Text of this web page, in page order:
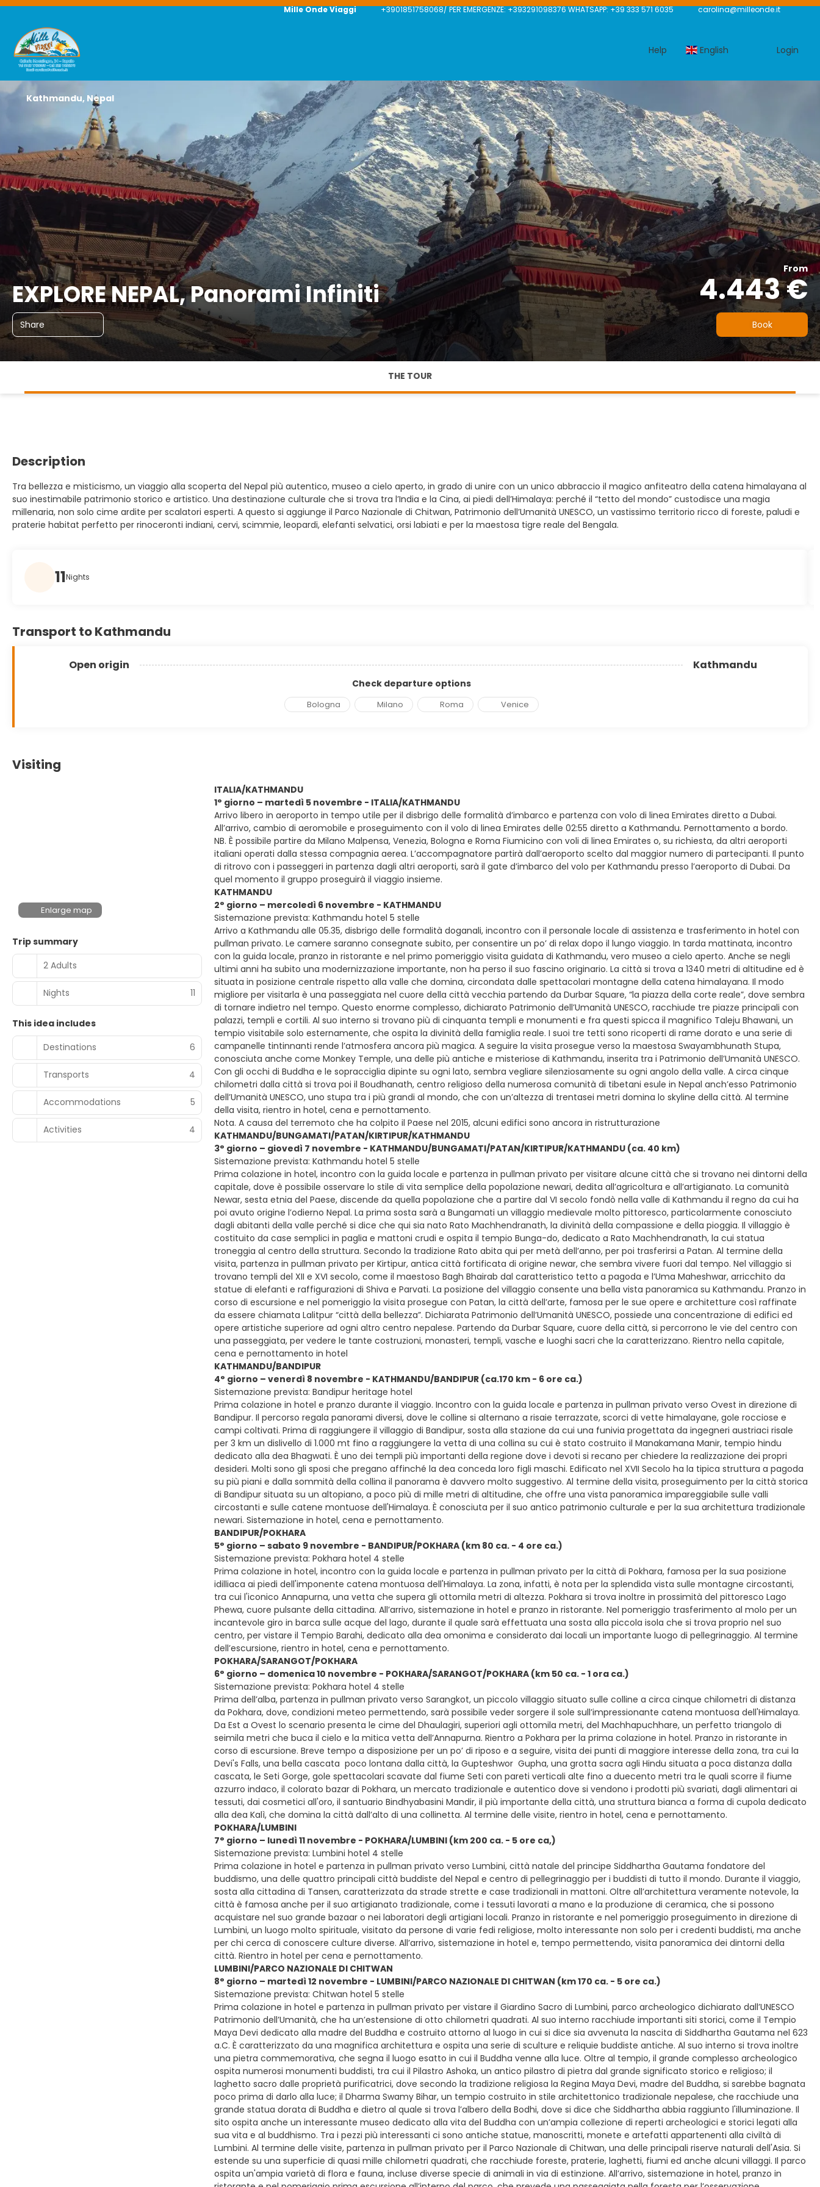
Mille Onde Viaggi +3901851758068/ PER EMERGENZE: +393291098376 WHATSAPP: +39 333 571 6035 carolina@milleonde.it
Help English Login
EXPLORE NEPAL, Panorami Infiniti
From
4.443 €
Share Book
Kathmandu, Nepal
THE TOUR
Description
Tra bellezza e misticismo, un viaggio alla scoperta del Nepal più autentico, museo a cielo aperto, in grado di unire con un unico abbraccio il magico anfiteatro della catena himalayana al
suo inestimabile patrimonio storico e artistico. Una destinazione culturale che si trova tra l’India e la Cina, ai piedi dell’Himalaya: perché il “tetto del mondo” custodisce una magia
millenaria, non solo cime ardite per scalatori esperti. A questo si aggiunge il Parco Nazionale di Chitwan, Patrimonio dell’Umanità UNESCO, un vastissimo territorio ricco di foreste, paludi e
praterie habitat perfetto per rinoceronti indiani, cervi, scimmie, leopardi, elefanti selvatici, orsi labiati e per la maestosa tigre reale del Bengala.
11Nights
Transport to Kathmandu
Open origin Kathmandu
Check departure options
Bologna Milano Roma Venice
Visiting
Enlarge map
Trip summary
2 Adults
Nights 11
This idea includes
Destinations
6
Transports 4
Accommodations 5
Activities 4
ITALIA/KATHMANDU
1° giorno – martedì 5 novembre - ITALIA/KATHMANDU
Arrivo libero in aeroporto in tempo utile per il disbrigo delle formalità d’imbarco e partenza con volo di linea Emirates diretto a Dubai.
All’arrivo, cambio di aeromobile e proseguimento con il volo di linea Emirates delle 02:55 diretto a Kathmandu. Pernottamento a bordo.
NB. È possibile partire da Milano Malpensa, Venezia, Bologna e Roma Fiumicino con voli di linea Emirates o, su richiesta, da altri aeroporti
italiani operati dalla stessa compagnia aerea. L’accompagnatore partirà dall’aeroporto scelto dal maggior numero di partecipanti. Il punto
di ritrovo con i passeggeri in partenza dagli altri aeroporti, sarà il gate d’imbarco del volo per Kathmandu presso l’aeroporto di Dubai. Da
quel momento il gruppo proseguirà il viaggio insieme.
KATHMANDU
2° giorno – mercoledì 6 novembre - KATHMANDU
Sistemazione prevista: Kathmandu hotel 5 stelle
Arrivo a Kathmandu alle 05.35, disbrigo delle formalità doganali, incontro con il personale locale di assistenza e trasferimento in hotel con
pullman privato. Le camere saranno consegnate subito, per consentire un po’ di relax dopo il lungo viaggio. In tarda mattinata, incontro
con la guida locale, pranzo in ristorante e nel primo pomeriggio visita guidata di Kathmandu, vero museo a cielo aperto. Anche se negli
ultimi anni ha subito una modernizzazione importante, non ha perso il suo fascino originario. La città si trova a 1340 metri di altitudine ed è
situata in posizione centrale rispetto alla valle che domina, circondata dalle spettacolari montagne della catena himalayana. Il modo
migliore per visitarla è una passeggiata nel cuore della città vecchia partendo da Durbar Square, “la piazza della corte reale”, dove sembra
di tornare indietro nel tempo. Questo enorme complesso, dichiarato Patrimonio dell’Umanità UNESCO, racchiude tre piazze principali con
palazzi, templi e cortili. Al suo interno si trovano più di cinquanta templi e monumenti e fra questi spicca il magnifico Taleju Bhawani, un
tempio visitabile solo esternamente, che ospita la divinità della famiglia reale. I suoi tre tetti sono ricoperti di rame dorato e una serie di
campanelle tintinnanti rende l’atmosfera ancora più magica. A seguire la visita prosegue verso la maestosa Swayambhunath Stupa,
conosciuta anche come Monkey Temple, una delle più antiche e misteriose di Kathmandu, inserita tra i Patrimonio dell’Umanità UNESCO.
Con gli occhi di Buddha e le sopracciglia dipinte su ogni lato, sembra vegliare silenziosamente su ogni angolo della valle. A circa cinque
chilometri dalla città si trova poi il Boudhanath, centro religioso della numerosa comunità di tibetani esule in Nepal anch’esso Patrimonio
dell’Umanità UNESCO, uno stupa tra i più grandi al mondo, che con un’altezza di trentasei metri domina lo skyline della città. Al termine
della visita, rientro in hotel, cena e pernottamento.
Nota. A causa del terremoto che ha colpito il Paese nel 2015, alcuni edifici sono ancora in ristrutturazione
KATHMANDU/BUNGAMATI/PATAN/KIRTIPUR/KATHMANDU
3° giorno – giovedì 7 novembre - KATHMANDU/BUNGAMATI/PATAN/KIRTIPUR/KATHMANDU (ca. 40 km)
Sistemazione prevista: Kathmandu hotel 5 stelle
Prima colazione in hotel, incontro con la guida locale e partenza in pullman privato per visitare alcune città che si trovano nei dintorni della
capitale, dove è possibile osservare lo stile di vita semplice della popolazione newari, dedita all’agricoltura e all’artigianato. La comunità
Newar, sesta etnia del Paese, discende da quella popolazione che a partire dal VI secolo fondò nella valle di Kathmandu il regno da cui ha
poi avuto origine l’odierno Nepal. La prima sosta sarà a Bungamati un villaggio medievale molto pittoresco, particolarmente conosciuto
dagli abitanti della valle perché si dice che qui sia nato Rato Machhendranath, la divinità della compassione e della pioggia. Il villaggio è
costituito da case semplici in paglia e mattoni crudi e ospita il tempio Bunga-do, dedicato a Rato Machhendranath, la cui statua
troneggia al centro della struttura. Secondo la tradizione Rato abita qui per metà dell’anno, per poi trasferirsi a Patan. Al termine della
visita, partenza in pullman privato per Kirtipur, antica città fortificata di origine newar, che sembra vivere fuori dal tempo. Nel villaggio si
trovano templi del XII e XVI secolo, come il maestoso Bagh Bhairab dal caratteristico tetto a pagoda e l’Uma Maheshwar, arricchito da
statue di elefanti e raffigurazioni di Shiva e Parvati. La posizione del villaggio consente una bella vista panoramica su Kathmandu. Pranzo in
corso di escursione e nel pomeriggio la visita prosegue con Patan, la città dell’arte, famosa per le sue opere e architetture così raffinate
da essere chiamata Lalitpur “città della bellezza”. Dichiarata Patrimonio dell’Umanità UNESCO, possiede una concentrazione di edifici ed
opere artistiche superiore ad ogni altro centro nepalese. Partendo da Durbar Square, cuore della città, si percorrono le vie del centro con
una passeggiata, per vedere le tante costruzioni, monasteri, templi, vasche e luoghi sacri che la caratterizzano. Rientro nella capitale,
cena e pernottamento in hotel
KATHMANDU/BANDIPUR
4° giorno – venerdì 8 novembre - KATHMANDU/BANDIPUR (ca.170 km - 6 ore ca.)
Sistemazione prevista: Bandipur heritage hotel
Prima colazione in hotel e pranzo durante il viaggio. Incontro con la guida locale e partenza in pullman privato verso Ovest in direzione di
Bandipur. Il percorso regala panorami diversi, dove le colline si alternano a risaie terrazzate, scorci di vette himalayane, gole rocciose e
campi coltivati. Prima di raggiungere il villaggio di Bandipur, sosta alla stazione da cui una funivia progettata da ingegneri austriaci risale
per 3 km un dislivello di 1.000 mt fino a raggiungere la vetta di una collina su cui è stato costruito il Manakamana Manir, tempio hindu
dedicato alla dea Bhagwati. È uno dei templi più importanti della regione dove i devoti si recano per chiedere la realizzazione dei propri
desideri. Molti sono gli sposi che pregano affinché la dea conceda loro figli maschi. Edificato nel XVII Secolo ha la tipica struttura a pagoda
su più piani e dalla sommità della collina il panorama è davvero molto suggestivo. Al termine della visita, proseguimento per la città storica
di Bandipur situata su un altopiano, a poco più di mille metri di altitudine, che offre una vista panoramica impareggiabile sulle valli
circostanti e sulle catene montuose dell'Himalaya. È conosciuta per il suo antico patrimonio culturale e per la sua architettura tradizionale
newari. Sistemazione in hotel, cena e pernottamento.
BANDIPUR/POKHARA
5° giorno – sabato 9 novembre - BANDIPUR/POKHARA (km 80 ca. - 4 ore ca.)
Sistemazione prevista: Pokhara hotel 4 stelle
Prima colazione in hotel, incontro con la guida locale e partenza in pullman privato per la città di Pokhara, famosa per la sua posizione
idilliaca ai piedi dell'imponente catena montuosa dell'Himalaya. La zona, infatti, è nota per la splendida vista sulle montagne circostanti,
tra cui l'iconico Annapurna, una vetta che supera gli ottomila metri di altezza. Pokhara si trova inoltre in prossimità del pittoresco Lago
Phewa, cuore pulsante della cittadina. All’arrivo, sistemazione in hotel e pranzo in ristorante. Nel pomeriggio trasferimento al molo per un
incantevole giro in barca sulle acque del lago, durante il quale sarà effettuata una sosta alla piccola isola che si trova proprio nel suo
centro, per vistare il Tempio Barahi, dedicato alla dea omonima e considerato dai locali un importante luogo di pellegrinaggio. Al termine
dell’escursione, rientro in hotel, cena e pernottamento.
POKHARA/SARANGOT/POKHARA
6° giorno – domenica 10 novembre - POKHARA/SARANGOT/POKHARA (km 50 ca. - 1 ora ca.)
Sistemazione prevista: Pokhara hotel 4 stelle
Prima dell’alba, partenza in pullman privato verso Sarangkot, un piccolo villaggio situato sulle colline a circa cinque chilometri di distanza
da Pokhara, dove, condizioni meteo permettendo, sarà possibile veder sorgere il sole sull’impressionante catena montuosa dell'Himalaya.
Da Est a Ovest lo scenario presenta le cime del Dhaulagiri, superiori agli ottomila metri, del Machhapuchhare, un perfetto triangolo di
seimila metri che buca il cielo e la mitica vetta dell’Annapurna. Rientro a Pokhara per la prima colazione in hotel. Pranzo in ristorante in
corso di escursione. Breve tempo a disposizione per un po’ di riposo e a seguire, visita dei punti di maggiore interesse della zona, tra cui la
Devi's Falls, una bella cascata poco lontana dalla città, la Gupteshwor Gupha, una grotta sacra agli Hindu situata a poca distanza dalla
cascata, le Seti Gorge, gole spettacolari scavate dal fiume Seti con pareti verticali alte fino a duecento metri tra le quali scorre il fiume
azzurro indaco, il colorato bazar di Pokhara, un mercato tradizionale e autentico dove si vendono i prodotti più svariati, dagli alimentari ai
tessuti, dai cosmetici all'oro, il santuario Bindhyabasini Mandir, il più importante della città, una struttura bianca a forma di cupola dedicato
alla dea Kalì, che domina la città dall’alto di una collinetta. Al termine delle visite, rientro in hotel, cena e pernottamento.
POKHARA/LUMBINI
7° giorno – lunedì 11 novembre - POKHARA/LUMBINI (km 200 ca. - 5 ore ca,)
Sistemazione prevista: Lumbini hotel 4 stelle
Prima colazione in hotel e partenza in pullman privato verso Lumbini, città natale del principe Siddhartha Gautama fondatore del
buddismo, una delle quattro principali città buddiste del Nepal e centro di pellegrinaggio per i buddisti di tutto il mondo. Durante il viaggio,
sosta alla cittadina di Tansen, caratterizzata da strade strette e case tradizionali in mattoni. Oltre all’architettura veramente notevole, la
città è famosa anche per il suo artigianato tradizionale, come i tessuti lavorati a mano e la produzione di ceramica, che si possono
acquistare nel suo grande bazaar o nei laboratori degli artigiani locali. Pranzo in ristorante e nel pomeriggio proseguimento in direzione di
Lumbini, un luogo molto spirituale, visitato da persone di varie fedi religiose, molto interessante non solo per i credenti buddisti, ma anche
per chi cerca di conoscere culture diverse. All’arrivo, sistemazione in hotel e, tempo permettendo, visita panoramica dei dintorni della
città. Rientro in hotel per cena e pernottamento.
LUMBINI/PARCO NAZIONALE DI CHITWAN
8° giorno – martedì 12 novembre - LUMBINI/PARCO NAZIONALE DI CHITWAN (km 170 ca. - 5 ore ca.)
Sistemazione prevista: Chitwan hotel 5 stelle
Prima colazione in hotel e partenza in pullman privato per vistare il Giardino Sacro di Lumbini, parco archeologico dichiarato dall’UNESCO
Patrimonio dell’Umanità, che ha un’estensione di otto chilometri quadrati. Al suo interno racchiude importanti siti storici, come il Tempio
Maya Devi dedicato alla madre del Buddha e costruito attorno al luogo in cui si dice sia avvenuta la nascita di Siddhartha Gautama nel 623
a.C. È caratterizzato da una magnifica architettura e ospita una serie di sculture e reliquie buddiste antiche. Al suo interno si trova inoltre
una pietra commemorativa, che segna il luogo esatto in cui il Buddha venne alla luce. Oltre al tempio, il grande complesso archeologico
ospita numerosi monumenti buddisti, tra cui il Pilastro Ashoka, un antico pilastro di pietra dal grande significato storico e religioso; il
laghetto sacro dalle proprietà purificatrici, dove secondo la tradizione religiosa la Regina Maya Devi, madre del Buddha, si sarebbe bagnata
poco prima di darlo alla luce; il Dharma Swamy Bihar, un tempio costruito in stile architettonico tradizionale nepalese, che racchiude una
grande statua dorata di Buddha e dietro al quale si trova l’albero della Bodhi, dove si dice che Siddhartha abbia raggiunto l'illuminazione. Il
sito ospita anche un interessante museo dedicato alla vita del Buddha con un’ampia collezione di reperti archeologici e storici legati alla
sua vita e al buddhismo. Tra i pezzi più interessanti ci sono antiche statue, manoscritti, monete e artefatti appartenenti alla civiltà di
Lumbini. Al termine delle visite, partenza in pullman privato per il Parco Nazionale di Chitwan, una delle principali riserve naturali dell'Asia. Si
estende su una superficie di quasi mille chilometri quadrati, che racchiude foreste, praterie, laghetti, fiumi ed anche alcuni villaggi. Il parco
ospita un'ampia varietà di flora e fauna, incluse diverse specie di animali in via di estinzione. All’arrivo, sistemazione in hotel, pranzo in